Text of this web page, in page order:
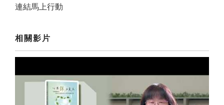
連結馬上行動
相關影片